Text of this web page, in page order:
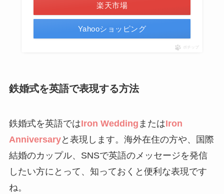
楽天市場
Yahooショッピング
ポチップ
鉄婚式を英語で表現する方法
鉄婚式を英語ではIron Wedding またはIron
Anniversaryと表現します。海外在住の方や、国際
結婚のカップル、SNSで英語のメッセージを発信
したい方にとって、知っておくと便利な表現です
ね。